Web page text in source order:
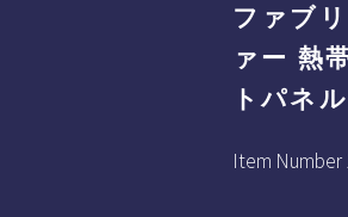
ファブ
ァー 熱
トパネル
Item Number